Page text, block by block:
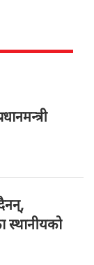
स्थानीयको